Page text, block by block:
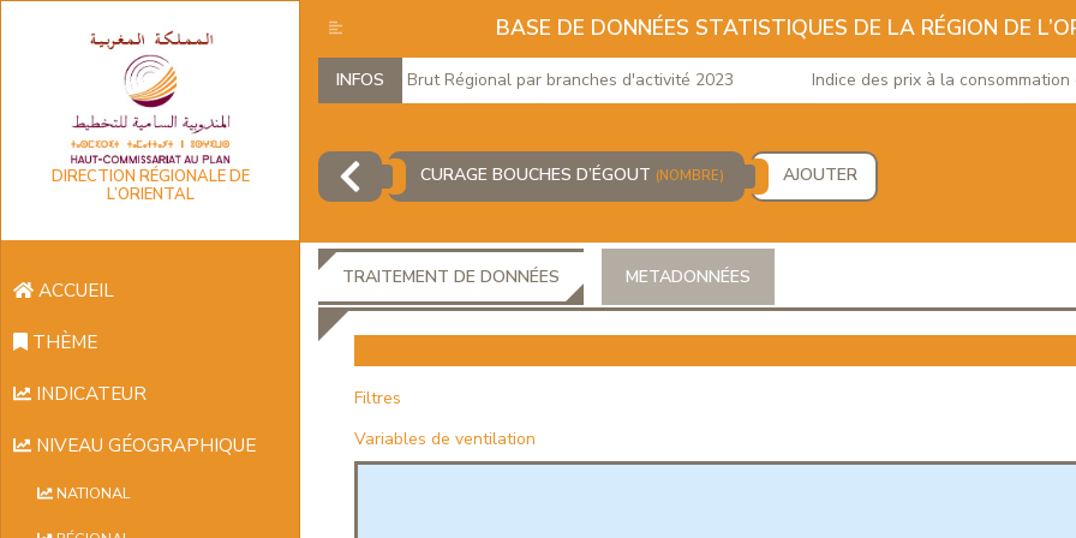
DIRECTION RÉGIONALE DE
L’ORIENTAL
ACCUEIL
THÈME
INDICATEUR
NIVEAU GÉOGRAPHIQUE
NATIONAL
BASE DE DONNÉES STATISTIQUES DE LA RÉGION DE
INFOS
Produit Intérieur Brut Régional par branches d'activité 2023 Indice des prix à la consommation du
CURAGE BOUCHES D’ÉGOUT (NOMBRE) AJOUTER
TRAITEMENT DE DONNÉES METADONNÉES
Filtres
Variables de ventilation